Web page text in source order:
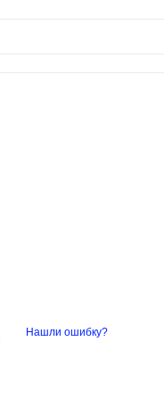
Нашли ошибку?